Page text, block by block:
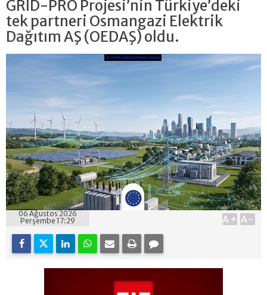
GRID-PRO Projesi’nin Türkiye’deki
tek partneri Osmangazi Elektrik
Dağıtım AŞ (OEDAŞ) oldu.
06 Ağustos 2026
Perşembe 17:29
A+ A-